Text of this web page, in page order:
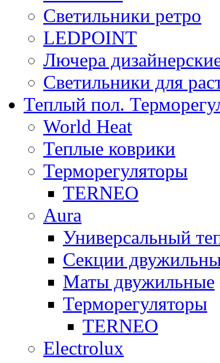
Светильники ретро
LEDPOINT
Лючера
Светильники для
Теплый пол.
World Heat
Теплые коврики
Терморегуляторы
TERNEO
Aura
Универсальный
Секции
Маты двужильные
Терморегуляторы
TERNEO
Electrolux